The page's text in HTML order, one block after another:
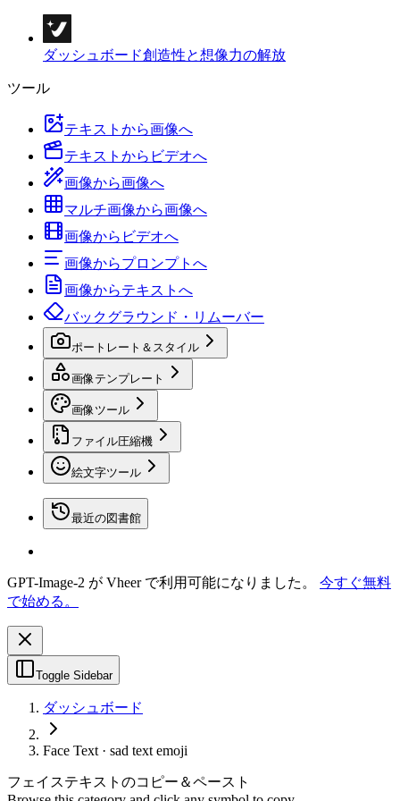
ダッシュボード創造性と想像力の解放
ツール
テキストから画像へ
テキストからビデオへ
画像から画像へ
マルチ画像から画像へ
画像からビデオへ
画像からプロンプトへ
画像からテキストへ
バックグラウンド・リムーバー
ポートレート＆スタイル
画像テンプレート
画像ツール
ファイル圧縮機
絵文字ツール
最近の図書館
GPT-Image-2 が Vheer で利用可能になりました。
今すぐ無料
で始める。
Toggle Sidebar
ダッシュボード
Face Text · sad text emoji
フェイステキストのコピー＆ペースト